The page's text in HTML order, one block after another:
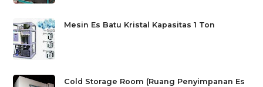
Mesin Es Batu Kristal Kapasitas 1 Ton
Cold Storage Room (Ruang Penyimpanan Es